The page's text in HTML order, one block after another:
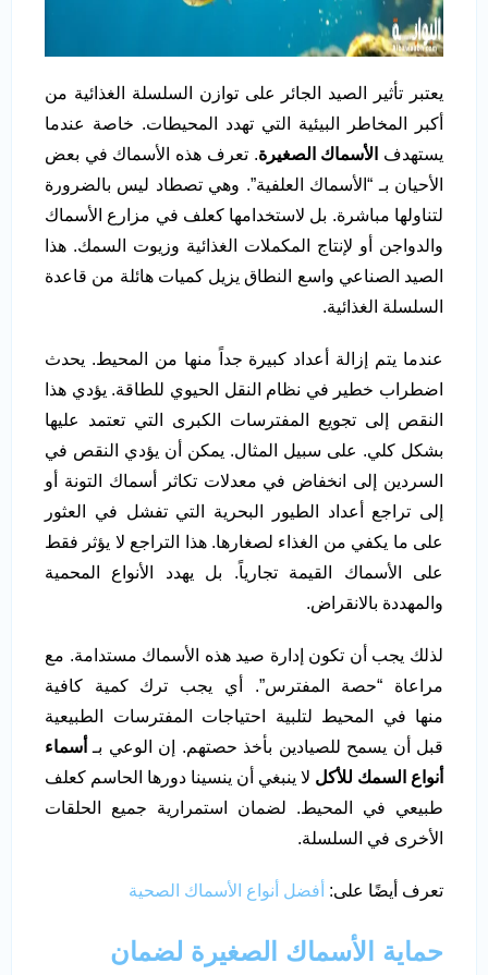
يعتبر تأثير الصيد الجائر على توازن السلسلة الغذائية من
أكبر المخاطر البيئية التي تهدد المحيطات. خاصة عندما
يستهدف الأسماك الصغيرة. تعرف هذه الأسماك في بعض
الأحيان بـ “الأسماك العلفية”. وهي تصطاد ليس بالضرورة
لتناولها مباشرة. بل لاستخدامها كعلف في مزارع الأسماك
والدواجن أو لإنتاج المكملات الغذائية وزيوت السمك. هذا
الصيد الصناعي واسع النطاق يزيل كميات هائلة من قاعدة
السلسلة الغذائية.
عندما يتم إزالة أعداد كبيرة جداً منها من المحيط. يحدث
اضطراب خطير في نظام النقل الحيوي للطاقة. يؤدي هذا
النقص إلى تجويع المفترسات الكبرى التي تعتمد عليها
بشكل كلي. على سبيل المثال. يمكن أن يؤدي النقص في
السردين إلى انخفاض في معدلات تكاثر أسماك التونة أو
إلى تراجع أعداد الطيور البحرية التي تفشل في العثور
على ما يكفي من الغذاء لصغارها. هذا التراجع لا يؤثر فقط
على الأسماك القيمة تجارياً. بل يهدد الأنواع المحمية
والمهددة بالانقراض.
لذلك يجب أن تكون إدارة صيد هذه الأسماك مستدامة. مع
مراعاة “حصة المفترس”. أي يجب ترك كمية كافية
منها في المحيط لتلبية احتياجات المفترسات الطبيعية
قبل أن يسمح للصيادين بأخذ حصتهم. إن الوعي بـ أسماء
أنواع السمك للأكل لا ينبغي أن ينسينا دورها الحاسم كعلف
طبيعي في المحيط. لضمان استمرارية جميع الحلقات
الأخرى في السلسلة.
تعرف أيضًا على: أفضل أنواع الأسماك الصحية
حماية الأسماك الصغيرة لضمان